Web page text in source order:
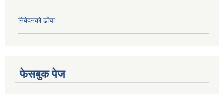
निबेदनको ढाँचा
फेसबुक पेज